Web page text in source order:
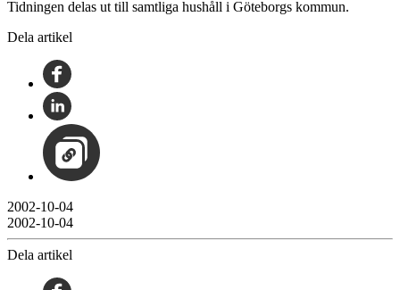
Tidningen delas ut till samtliga hushåll i Göteborgs kommun.
Dela artikel
2002-10-04
2002-10-04
Dela artikel